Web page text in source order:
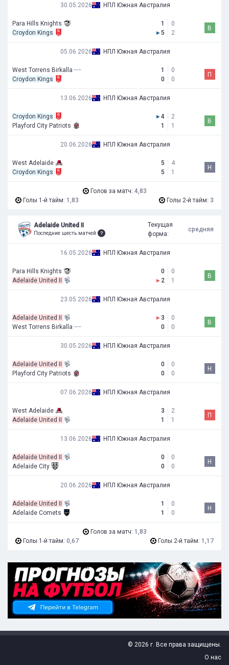
30.05.2026 НПЛ Южная Австралия
Para Hills Knights
Croydon Kings
1
▸5
0
2
В
05.06.2026 НПЛ Южная Австралия
West Torrens Birkalla
Croydon Kings
1
0
0
0
П
13.06.2026 НПЛ Южная Австралия
Croydon Kings
Playford City Patriots
▸4
1
2
1
В
20.06.2026 НПЛ Южная Австралия
West Adelaide
Croydon Kings
5
5
4
1
Н
Голов за матч: 4,83
Голы 1-й тайм: 1,83 Голы 2-й тайм: 3
Adelaide United II
Последние шесть матчей
Текущая
форма:
средняя
16.05.2026 НПЛ Южная Австралия
Para Hills Knights
Adelaide United II
0
▸ 2
0
1
В
23.05.2026 НПЛ Южная Австралия
Adelaide United II
West Torrens Birkalla
▸3
0
0
0
В
30.05.2026 НПЛ Южная Австралия
Adelaide United II
Playford City Patriots
0
0
0
0
Н
07.06.2026 НПЛ Южная Австралия
West Adelaide
Adelaide United II
3
1
2
1
П
13.06.2026 НПЛ Южная Австралия
Adelaide United II
Adelaide City
0
0
0
0
Н
20.06.2026 НПЛ Южная Австралия
Adelaide United II
Adelaide Comets
1
1
0
0
Н
Голов за матч: 1,83
Голы 1-й тайм: 0,67 Голы 2-й тайм: 1,17
© 2026 г. Все права защищены.
О нас